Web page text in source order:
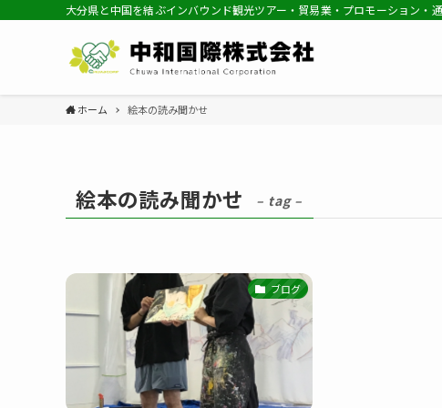
大分県と中国を結ぶインバウンド観光ツアー・貿易業・プロモーション・
ホーム 絵本の読み聞かせ
絵本の読み聞かせ – tag –
ブログ